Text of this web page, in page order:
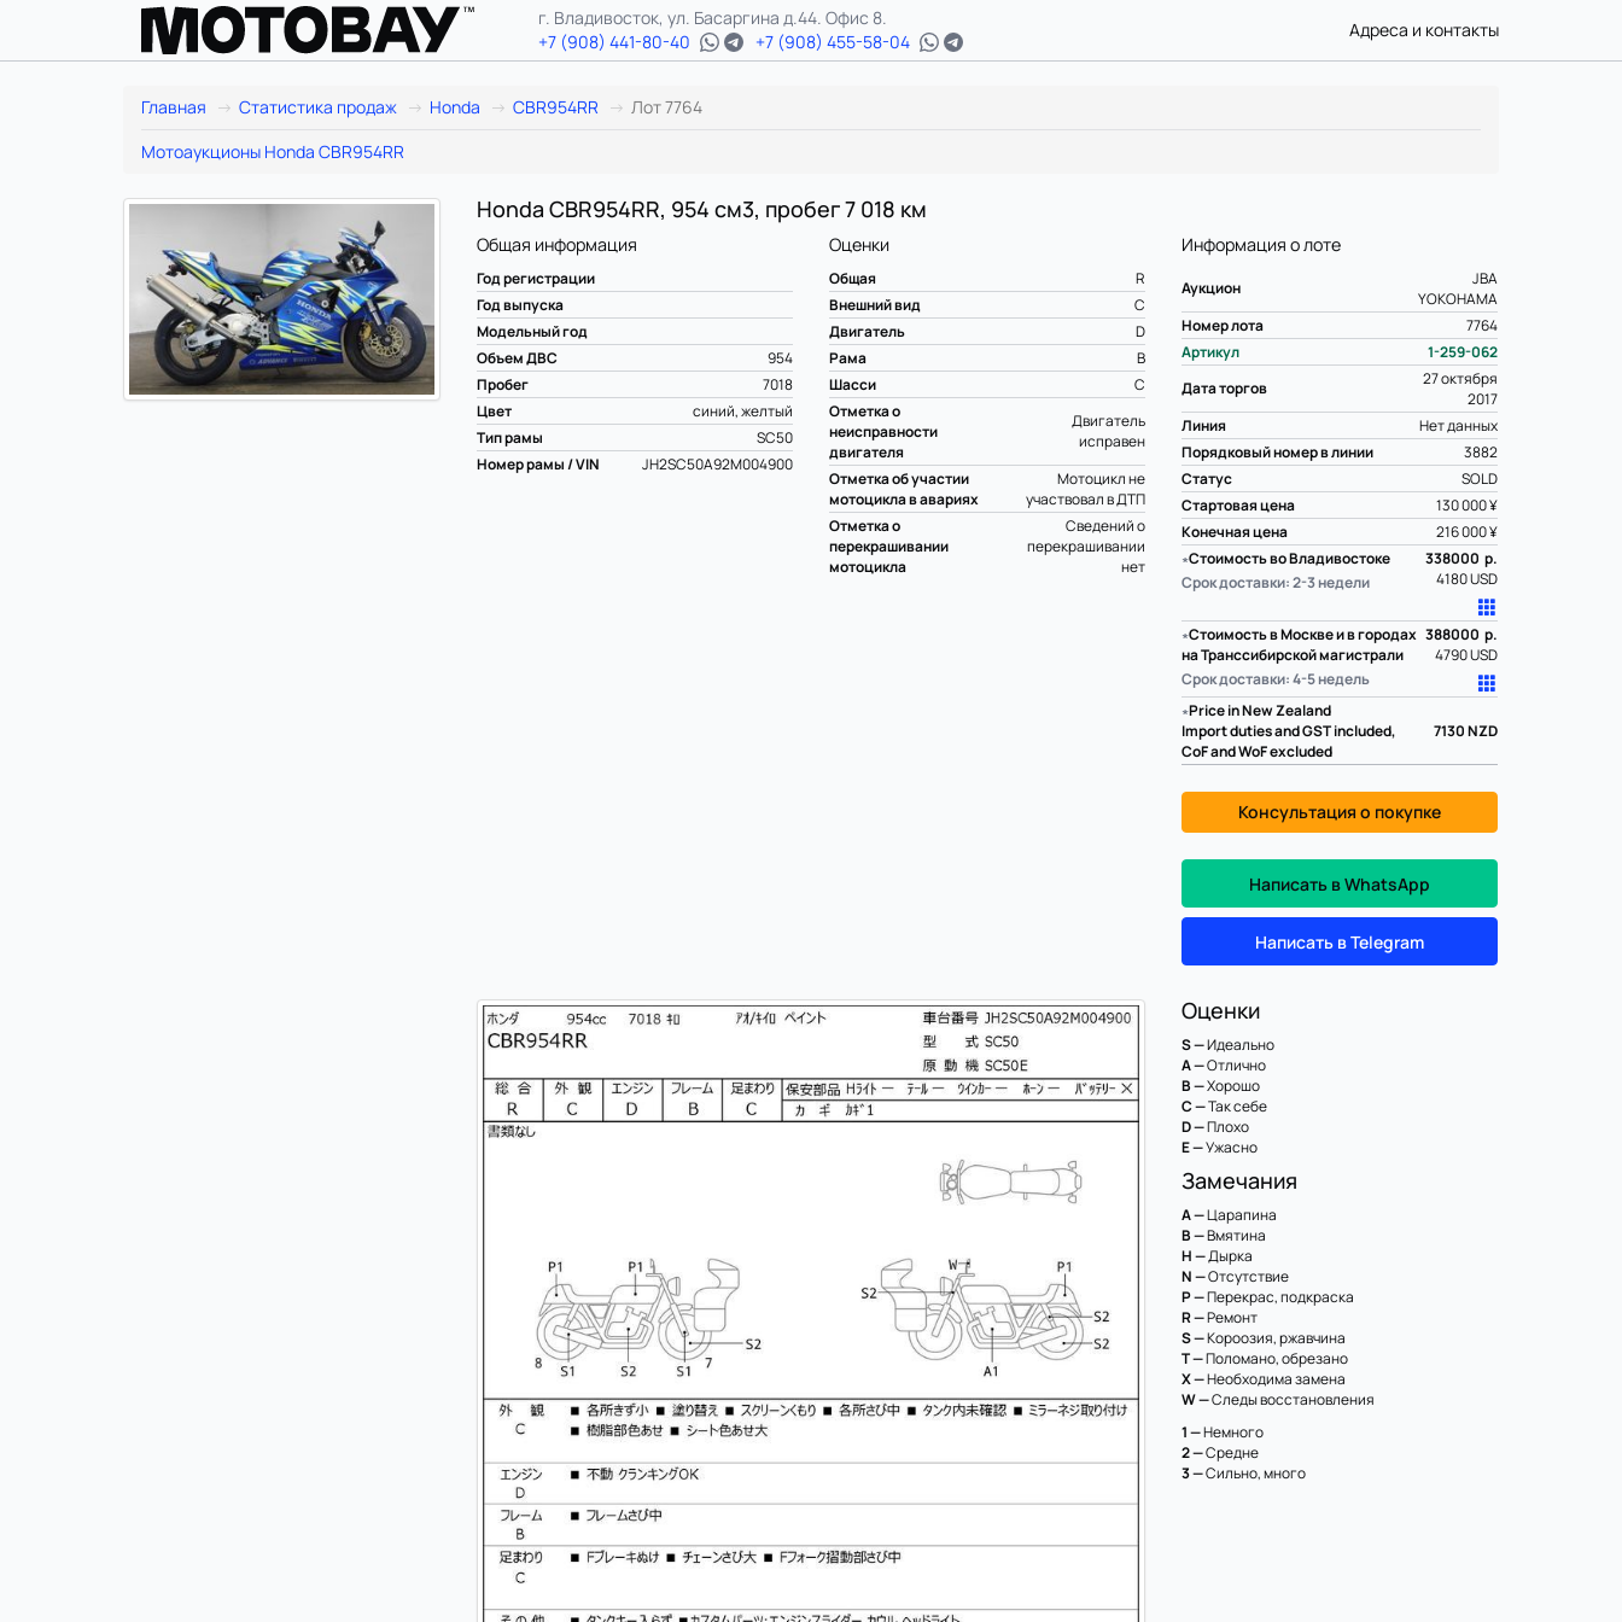
г. Владивосток, ул. Басаргина д.44. Офис 8.
+7 (908) 441-80-40
+7 (908) 455-58-04
Адреса и контакты
Главная Статистика продаж Honda CBR954RR
Лот 7764
Мотоаукционы Honda CBR954RR
Honda CBR954RR, 954 см3, пробег 7 018 км
Информация о лоте
Аукцион
JBA
YOKOHAMA
Номер лота
7764
Артикул
1-259-062
Дата торгов
27 октября
2017
Линия
Нет данных
Порядковый номер в линии
3882
Статус
SOLD
Стартовая цена
130 000 ¥
Конечная цена
216 000 ¥
∗Стоимость во Владивостоке
Срок доставки: 2-3 недели
338000 р.
4180 USD
∗Стоимость в Москве и в городах
на Транссибирской магистрали
Срок доставки: 4-5 недель
388000 р.
4790 USD
∗Price in New Zealand
Import duties and GST included,
CoF and WoF excluded
7130NZD
Консультация о покупке
Написать в WhatsApp
Написать в Telegram
Общая информация
Год регистрации
Год выпуска
Модельный год
Объем ДВС
954
Пробег
7018
Цвет
синий, желтый
Тип рамы
SC50
Номер рамы / VIN
JH2SC50A92M004900
Оценки
Общая
R
Внешний вид
C
Двигатель
D
Рама
B
Шасси
C
Отметка о
неисправности
двигателя
Двигатель
исправен
Отметка об участии
мотоцикла в авариях
Мотоцикл не
участвовал в ДТП
Отметка о
перекрашивании
мотоцикла
Сведений о
перекрашивании
нет
Оценки
S —Идеально
A —Отлично
B —Хорошо
C —Так себе
D —Плохо
E —Ужасно
Замечания
A —Царапина
B —Вмятина
H —Дырка
N —Отсутствие
P —Перекрас, подкраска
R —Ремонт
S —Короозия, ржавчина
T —Поломано, обрезано
X —Необходима замена
W —Следы восстановления
1 —Немного
2 —Средне
3 —Сильно, много